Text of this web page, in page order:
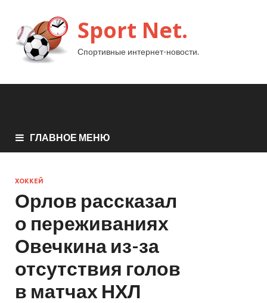
Sport Net.
Спортивные интернет-новости.
ГЛАВНОЕ МЕНЮ
ХОККЕЙ
Орлов рассказал
о переживаниях
Овечкина из-за
отсутствия голов
в матчах НХЛ